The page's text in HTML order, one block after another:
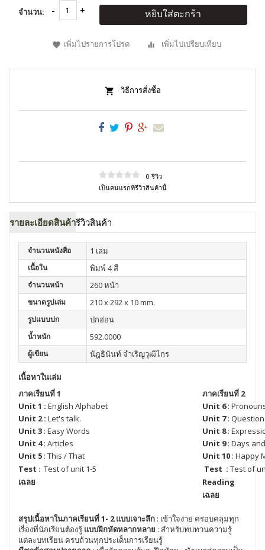
จำนวน: หยิบใส่ตะกร้า
เพิ่มไปรายการโปรด เพิ่มไปเปรียบเทียบ
วิธีการสั่งซื้อ
0 รีวิว
เป็นคนแรกที่รีวิวสินค้านี้
รายละเอียดสินค้ารีวิวสินค้า
จำนวนหนังสือ 1 เล่ม
เนื้อใน พิมพ์ 4 สี
จำนวนหน้า 260 หน้า
ขนาดรูปเล่ม 210 x 292 x 10 mm.
รูปแบบปก ปกอ่อน
น้ำหนัก 592.0000
ผู้เขียน นัฎธินันท์ จำเริญวุฒิไกร
เนื้อหาในเล่ม
ภาคเรียนที่ 1
ภาคเรียนที่ 2
Unit 1 : English Alphabet Unit 6:
Unit 2 : Let's talk. Unit 7:
Unit 3 : Easy Words Unit 8:
Unit 4: Articles Unit 9: Days
Unit 5 : This / That Unit 10 : Happy
Test : Test of unit 1-5 Test : Test of
เฉลย
Reading
เฉลย
สรุปเนื้อหาในภาคเรียนที่ 1- 2 แบบเจาะลึก : เข้าใจง่าย ครอบคลุมทุก
เรื่องที่นักเรียนต้องรู้ แบบฝึกหัดหลากหลาย : สำหรับทบทวนความรู้
แต่ละบทเรียน ครบถ้วนทุกประเด็นการเรียนรู้